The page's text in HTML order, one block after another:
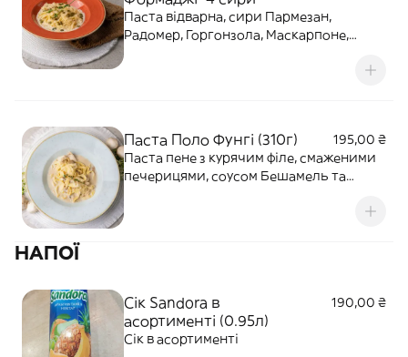
Паста відварна, сири Пармезан,
Радомер, Горгонзола, Маскарпоне,
Паста Поло Фунгі (310г)
195,00 ₴
Паста пене з курячим філе, смаженими
печерицями, соусом Бешамель та
НАПОЇ
Сік Sandora в
асортименті (0.95л)
190,00 ₴
Сік в асортименті